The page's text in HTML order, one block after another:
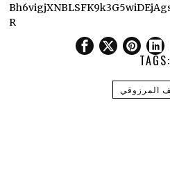
R
TAGS:
المرزوقي